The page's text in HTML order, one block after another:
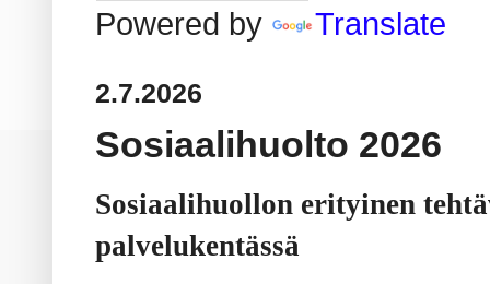
Powered by Translate
2.7.2026
Sosiaalihuolto 2026
Sosiaalihuollon erityinen
palvelukentässä